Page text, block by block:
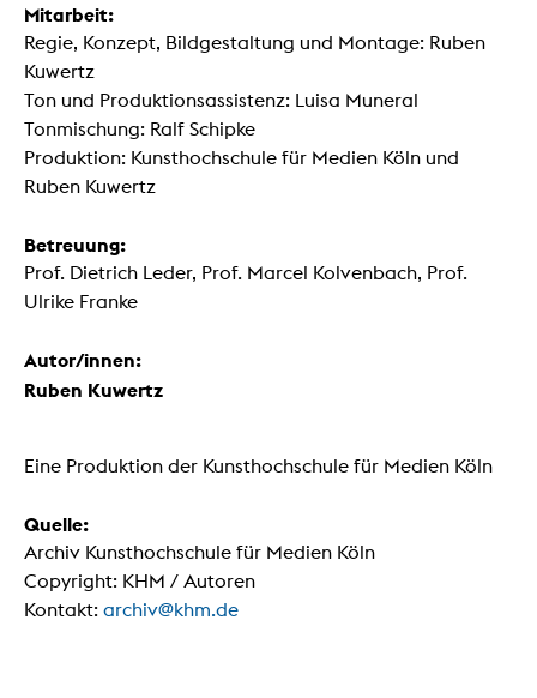
Mitarbeit:
Regie, Konzept, Bildgestaltung und Montage: Ruben
Kuwertz
Ton und Produktionsassistenz: Luisa Muneral
Tonmischung: Ralf Schipke
Produktion: Kunsthochschule für Medien Köln und
Ruben Kuwertz
Betreuung:
Prof. Dietrich Leder, Prof. Marcel Kolvenbach, Prof.
Ulrike Franke
Autor/innen:
Ruben Kuwertz
Eine Produktion der Kunsthochschule für Medien Köln
Quelle:
Archiv Kunsthochschule für Medien Köln
Copyright: KHM / Autoren
Kontakt: archiv@khm.de